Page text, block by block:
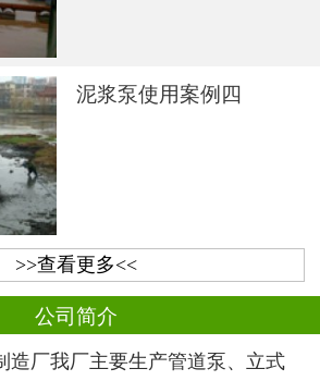
泥浆泵使用案例四
>>查看更多<<
公司简介
造厂我厂主要生产管道泵、立式